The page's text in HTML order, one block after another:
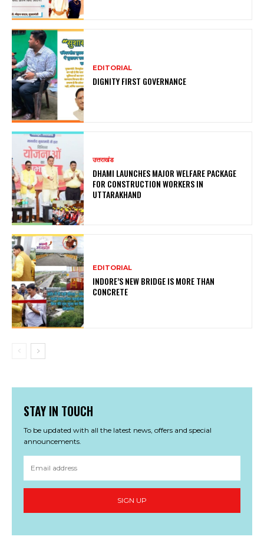
EDITORIAL
DIGNITY FIRST GOVERNANCE
उत्तराखंड
DHAMI LAUNCHES MAJOR WELFARE PACKAGE
FOR CONSTRUCTION WORKERS IN
UTTARAKHAND
EDITORIAL
INDORE’S NEW BRIDGE IS MORE THAN
CONCRETE
STAY IN TOUCH
To be updated with all the latest news, offers and special
announcements.
SIGN UP